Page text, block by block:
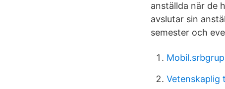
anställda när de
avslutar sin
semester och
Vetenskaplig